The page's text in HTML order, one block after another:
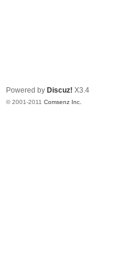
Powered by Discuz! X3.4
© 2001-2011 Comsenz Inc.